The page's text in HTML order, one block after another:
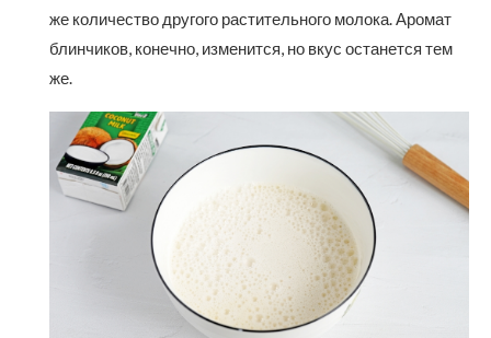
же количество другого растительного молока. Аромат
блинчиков, конечно, изменится, но вкус останется тем
же.